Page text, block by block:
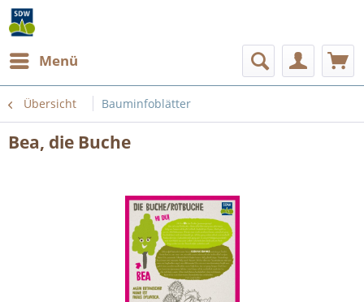
Menü
Übersicht Bauminfoblätter
Bea, die Buche